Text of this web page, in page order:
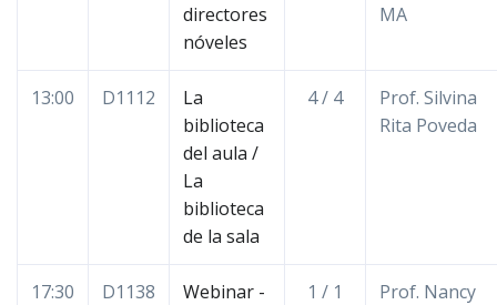
directores
nóveles
MA
13:00 D1112
La
biblioteca
del aula /
La
biblioteca
de la sala
4 / 4
Prof. Silvina
Rita Poveda
17:30 D1138
Webinar -
1 / 1
Prof. Nancy